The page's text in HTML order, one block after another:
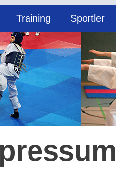
zur Abteilung
Training Sportler
Allgemein
Vollkontakt